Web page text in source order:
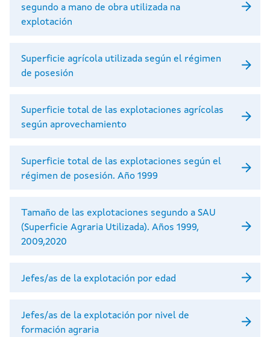
segundo a mano de obra utilizada na
explotación
Superficie agrícola utilizada según el régimen
de posesión
Superficie total de las explotaciones agrícolas
según aprovechamiento
Superficie total de las explotaciones según el
régimen de posesión. Año 1999
Tamaño de las explotaciones segundo a SAU
(Superficie Agraria Utilizada). Años 1999,
2009,2020
Jefes/as de la explotación por edad
Jefes/as de la explotación por nivel de
formación agraria